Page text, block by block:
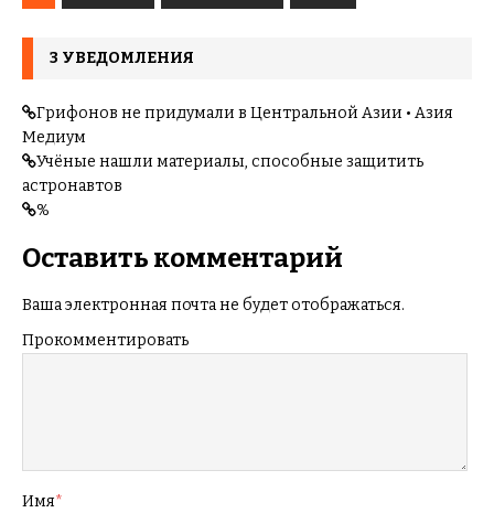
3 УВЕДОМЛЕНИЯ
Грифонов не придумали в Центральной Азии • Азия
Медиум
Учёные нашли материалы, способные защитить
астронавтов
%
Оставить комментарий
Ваша электронная почта не будет отображаться.
Прокомментировать
Имя*